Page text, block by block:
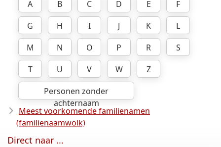
A
B C D E
F
G
H I J K
L
M
N O P R
S
T
U V W
Z
Personen zonder
achternaam
Meest voorkomende familienamen
(familienaamwolk)
Direct naar ...